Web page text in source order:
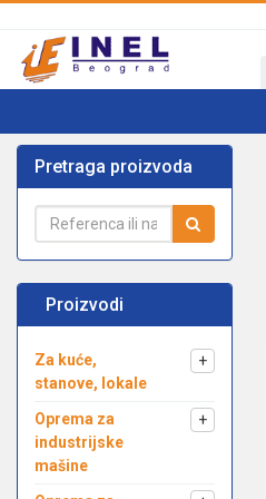
Pretraga proizvoda
Proizvodi
Za kuće,
stanove, lokale
+
Oprema za
industrijske
mašine
+